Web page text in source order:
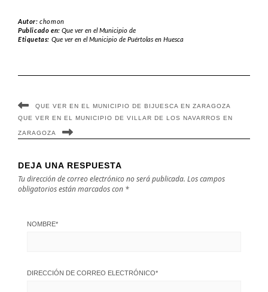
Autor:chomon
Publicado en:Que ver en el Municipio de
Etiquetas: Que ver en el Municipio de Puértolas en Huesca
QUE VER EN EL MUNICIPIO DE BIJUESCA EN ZARAGOZA
QUE VER EN EL MUNICIPIO DE VILLAR DE LOS NAVARROS EN
ZARAGOZA
DEJA UNA RESPUESTA
Tu dirección de correo electrónico no será publicada. Los campos
obligatorios están marcados con *
NOMBRE*
DIRECCIÓN DE CORREO ELECTRÓNICO*